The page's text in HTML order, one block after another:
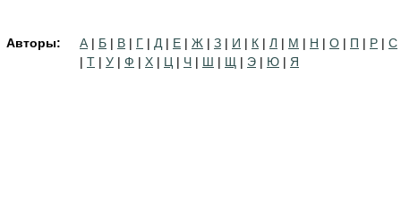
Авторы: А | Б | В | Г | Д | Е | Ж | З | И | К | Л | М | Н | О | П | Р | С
| Т | У | Ф | Х | Ц | Ч | Ш | Щ | Э | Ю | Я